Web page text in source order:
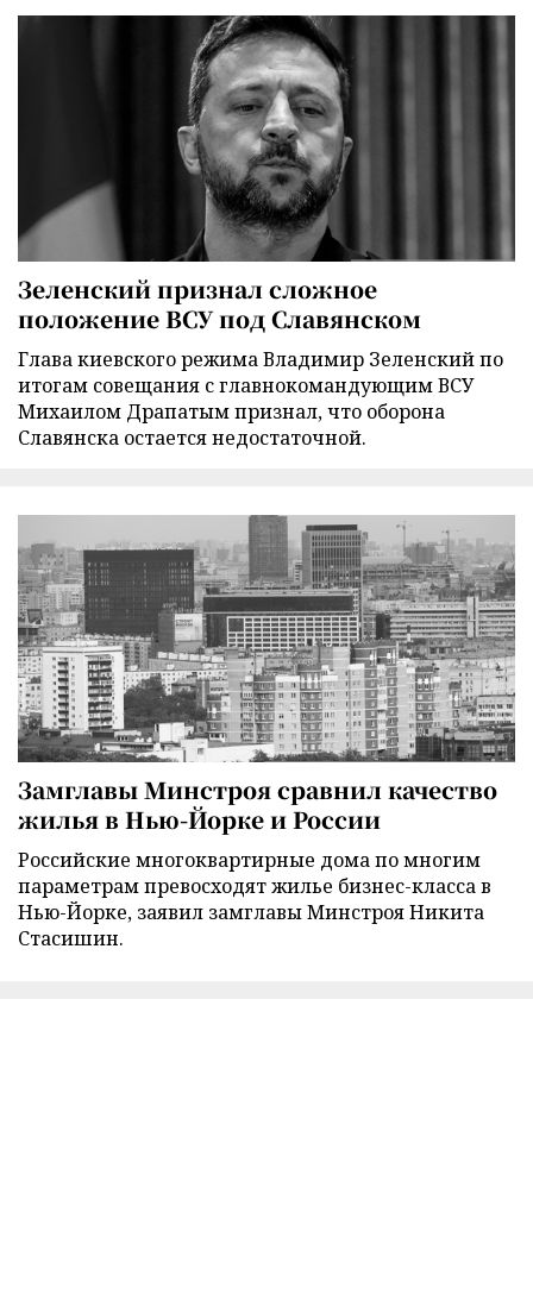
Зеленский признал сложное
положение ВСУ под Славянском
Глава киевского режима Владимир Зеленский по
итогам совещания с главнокомандующим ВСУ
Михаилом Драпатым признал, что оборона
Славянска остается недостаточной.
Замглавы Минстроя сравнил качество
жилья в Нью-Йорке и России
Российские многоквартирные дома по многим
параметрам превосходят жилье бизнес-класса в
Нью-Йорке, заявил замглавы Минстроя Никита
Стасишин.